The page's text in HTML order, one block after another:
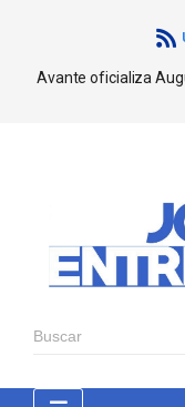
Avante oficializa